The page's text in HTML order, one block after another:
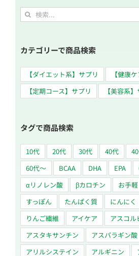
検
索
カテゴリーで商品検索
【ダイエット系】サプリ
【健康
【定期コース】サプリ
【美容系
タグで商品検索
10代 20代 30代 40代
60代〜
BCAA DHA EPA
αリノレン酸
βカロチン お手軽
すっぽん
たんぱく質 にんにく
りんご繊維
アイケア
アスコル
アスタキサンチン
アスパラギン酸
アリルシステイン
アルギニン